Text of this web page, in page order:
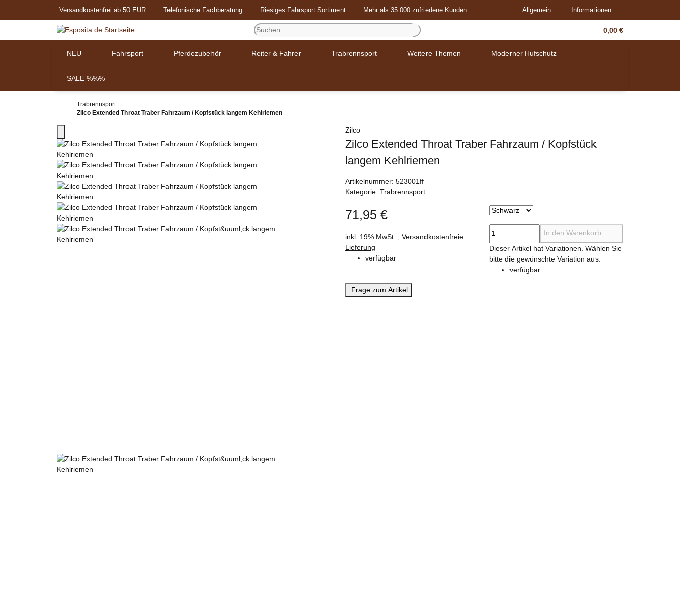
Versandkostenfrei ab 50 EUR Telefonische Fachberatung Riesiges Fahrsport Sortiment Mehr als 35.000 zufriedene Kunden Allgemein Informationen
0,00 €
NEU Fahrsport Pferdezubehör Reiter & Fahrer Trabrennsport Weitere Themen Moderner Hufschutz
SALE %%%
Trabrennsport
Zilco Extended Throat Traber Fahrzaum / Kopfstück langem Kehlriemen
Zilco
Zilco Extended Throat Traber Fahrzaum / Kopfstück
langem Kehlriemen
Artikelnummer: 523001ff
Kategorie: Trabrennsport
71,95 €
inkl. 19% MwSt. , Versandkostenfreie
Lieferung
verfügbar
In den Warenkorb
x
Dieser Artikel hat Variationen. Wählen Sie
bitte die gewünschte Variation aus.
verfügbar
Frage zum Artikel